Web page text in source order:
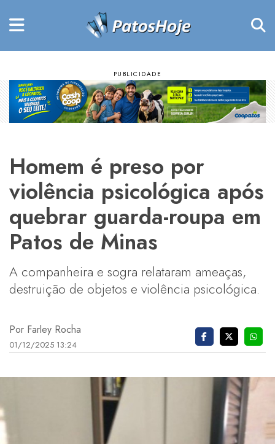
Homem é preso por
violência psicológica após
quebrar guarda-roupa em
Patos de Minas
A companheira e sogra relataram ameaças,
destruição de objetos e violência psicológica.
Por Farley Rocha
01/12/2025 13:24